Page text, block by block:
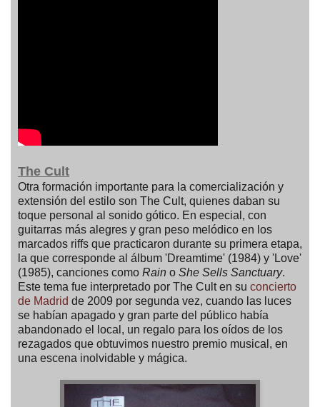
The Cult
Otra formación importante para la comercialización y
extensión del estilo son The Cult, quienes daban su
toque personal al sonido gótico. En especial, con
guitarras más alegres y gran peso melódico en los
marcados riffs que practicaron durante su primera etapa,
la que corresponde al álbum 'Dreamtime' (1984) y 'Love'
(1985), canciones como Rain o She Sells Sanctuary.
Este tema fue interpretado por The Cult en su concierto
de Madrid de 2009 por segunda vez, cuando las luces
se habían apagado y gran parte del público había
abandonado el local, un regalo para los oídos de los
rezagados que obtuvimos nuestro premio musical, en
una escena inolvidable y mágica.